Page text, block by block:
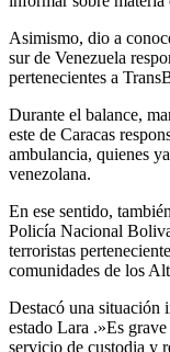
Asimismo, dio a
sur de Venezuela
pertenecientes a
Durante el balance,
este de Caracas
ambulancia, quienes
venezolana.
En ese sentido,
Policía Nacional
terroristas
comunidades de los
Destacó una situación
estado Lara .»Es
servicio de custodia y